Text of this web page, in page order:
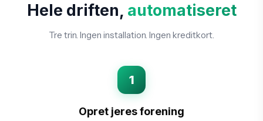
Hele driften, automatiseret
Tre trin. Ingen installation. Ingen kreditkort.
1
Opret jeres forening